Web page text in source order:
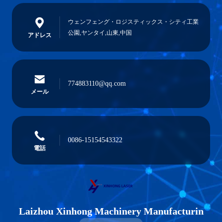
アドレス
ウェンフェング・ロジスティックス・シティ工業
公園,ヤンタイ,山東,中国
メール
774883110@qq.com
電話
0086-15154543322
Laizhou Xinhong Machinery Manufacturin